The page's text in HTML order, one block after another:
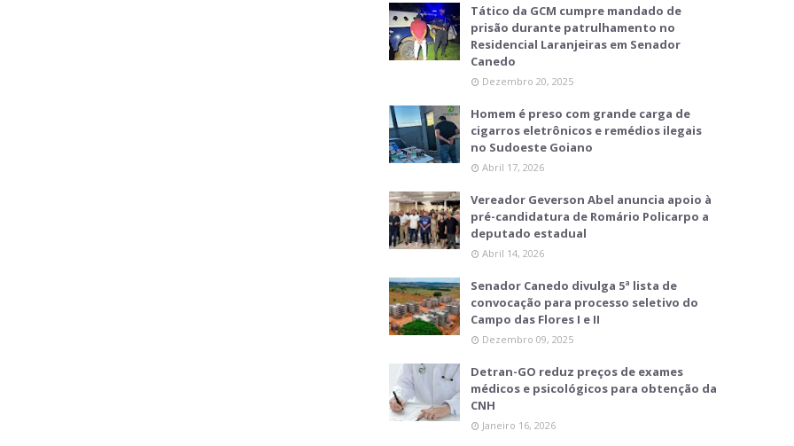
Tático da GCM cumpre mandado de
prisão durante patrulhamento no
Residencial Laranjeiras em Senador
Canedo
Dezembro 20, 2025
Homem é preso com grande carga de
cigarros eletrônicos e remédios ilegais
no Sudoeste Goiano
Abril 17, 2026
Vereador Geverson Abel anuncia apoio à
pré-candidatura de Romário Policarpo a
deputado estadual
Abril 14, 2026
Senador Canedo divulga 5ª lista de
convocação para processo seletivo do
Campo das Flores I e II
Dezembro 09, 2025
Detran-GO reduz preços de exames
médicos e psicológicos para obtenção da
CNH
Janeiro 16, 2026